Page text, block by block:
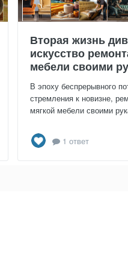
Вторая жизнь
искусство
мебели своими
В эпоху беспрерывного
стремления к новизне,
мягкой мебели своими
1 ответ